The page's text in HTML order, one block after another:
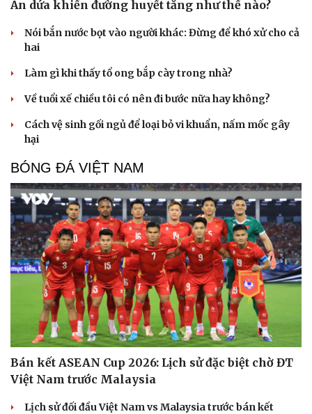
Doanh nghiệp
Doanh nghiệp 24h
Vì cộng đồng
Công nghệ
Tin Công nghệ
Chuyển đổi số
Ăn dứa khiến đường huyết tăng như thế nào?
Nói bắn nước bọt vào người khác: Đừng để khó xử cho cả
hai
Làm gì khi thấy tổ ong bắp cày trong nhà?
Về tuổi xế chiều tôi có nên đi bước nữa hay không?
Cách vệ sinh gối ngủ để loại bỏ vi khuẩn, nấm mốc gây
hại
BÓNG ĐÁ VIỆT NAM
Bán kết ASEAN Cup 2026: Lịch sử đặc biệt chờ ĐT
Việt Nam trước Malaysia
Lịch sử đối đầu Việt Nam vs Malaysia trước bán kết